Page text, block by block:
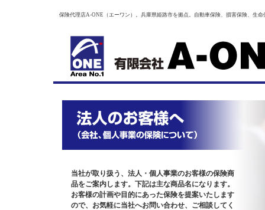
保険代理店A-ONE（エーワン）。兵庫県姫路市を拠点。自動車保険、損害保険、生命
当社が取り扱う、法人・個人事業のお客様の保険商
品をご案内します。下記は主な商品名になります。
お客様の計画や目的にあった保険を提案いたします
ので、お気軽に当社へお問い合わせ、ご相談してく